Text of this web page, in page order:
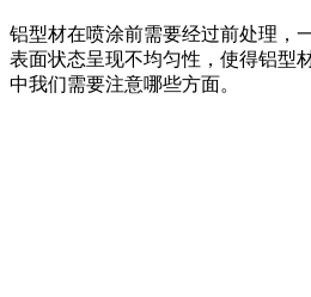
铝型材在喷涂前需要经过前处理，
表面状态呈现不均匀性，使得铝型
中我们需要注意哪些方面。